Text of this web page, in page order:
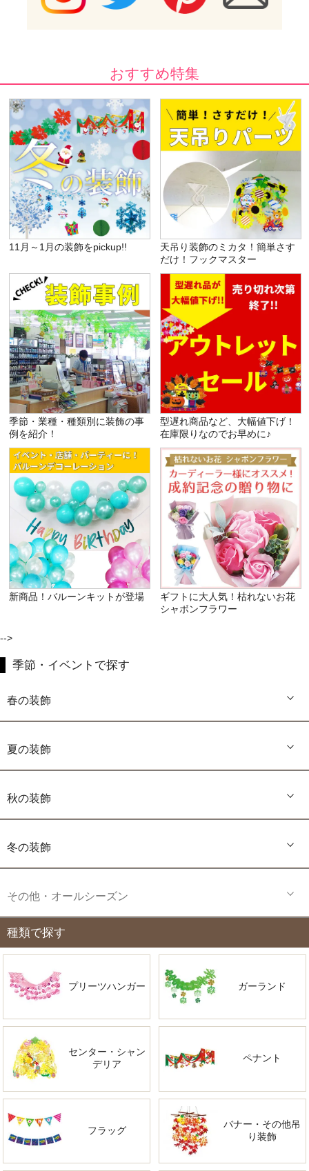
おすすめ特集
11月～1月の装飾をpickup!!
天吊り装飾のミカタ！簡単さす
だけ！フックマスター
季節・業種・種類別に装飾の事
例を紹介！
型遅れ商品など、大幅値下げ！
在庫限りなのでお早めに♪
新商品！バルーンキットが登場
ギフトに大人気！枯れないお花
シャボンフラワー
-->
季節・イベントで探す
春の装飾
夏の装飾
秋の装飾
冬の装飾
その他・オールシーズン
種類で探す
プリーツハンガー ガーランド
センター・シャン
デリア
ペナント
フラッグ
バナー・その他吊
り装飾